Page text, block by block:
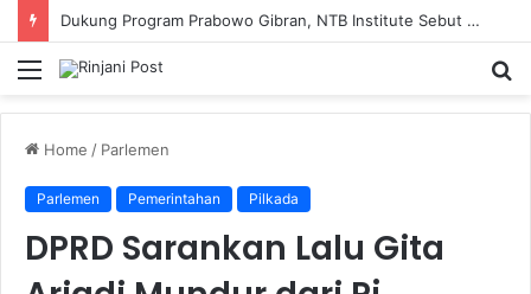
Dukung Program Prabowo Gibran, NTB Institute Sebut MBG dan Kopdes Solusi Percepatan Pembangunan Daerah 3T
Menu
Home / Parlemen
Parlemen Pemerintahan Pilkada
DPRD Sarankan Lalu Gita